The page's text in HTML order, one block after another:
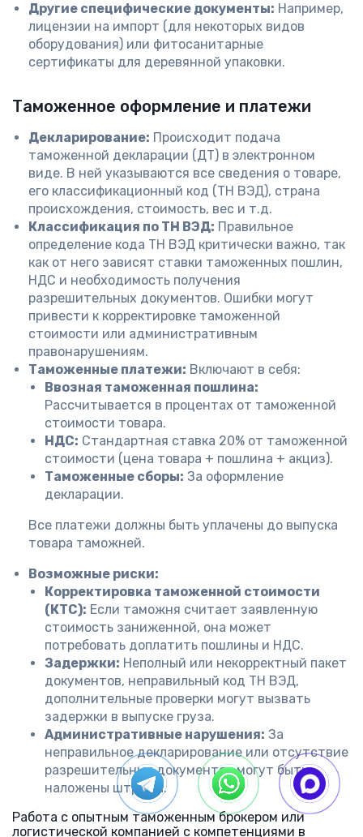
Другие специфические документы: Например,
лицензии на импорт (для некоторых видов
оборудования) или фитосанитарные
сертификаты для деревянной упаковки.
Таможенное оформление и платежи
Декларирование: Происходит подача
таможенной декларации (ДТ) в электронном
виде. В ней указываются все сведения о товаре,
его классификационный код (ТН ВЭД), страна
происхождения, стоимость, вес и т.д.
Классификация по ТН ВЭД: Правильное
определение кода ТН ВЭД критически важно, так
как от него зависят ставки таможенных пошлин,
НДС и необходимость получения
разрешительных документов. Ошибки могут
привести к корректировке таможенной
стоимости или административным
правонарушениям.
Таможенные платежи: Включают в себя:
Ввозная таможенная пошлина:
Рассчитывается в процентах от таможенной
стоимости товара.
НДС: Стандартная ставка 20% от таможенной
стоимости (цена товара + пошлина + акциз).
Таможенные сборы: За оформление
декларации.
Все платежи должны быть уплачены до выпуска
товара таможней.
Возможные риски:
Корректировка таможенной стоимости
(КТС): Если таможня считает заявленную
стоимость заниженной, она может
потребовать доплатить пошлины и НДС.
Задержки: Неполный или некорректный пакет
документов, неправильный код ТН ВЭД,
дополнительные проверки могут вызвать
задержки в выпуске груза.
Административные нарушения: За
неправильное декларирование или отсутствие
разрешительных документов могут быть
наложены штрафы.
Работа с опытным таможенным брокером или
логистической компанией с компетенциями в